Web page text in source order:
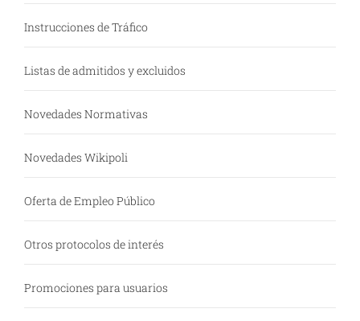
Instrucciones de Tráfico
Listas de admitidos y excluidos
Novedades Normativas
Novedades Wikipoli
Oferta de Empleo Público
Otros protocolos de interés
Promociones para usuarios